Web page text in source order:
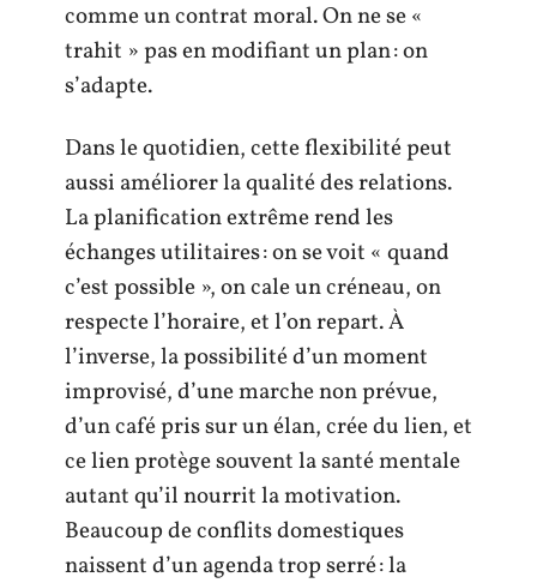
comme un contrat moral. On ne se «
trahit » pas en modifiant un plan : on
s’adapte.
Dans le quotidien, cette flexibilité peut
aussi améliorer la qualité des relations.
La planification extrême rend les
échanges utilitaires : on se voit « quand
c’est possible », on cale un créneau, on
respecte l’horaire, et l’on repart. À
l’inverse, la possibilité d’un moment
improvisé, d’une marche non prévue,
d’un café pris sur un élan, crée du lien, et
ce lien protège souvent la santé mentale
autant qu’il nourrit la motivation.
Beaucoup de conflits domestiques
naissent d’un agenda trop serré : la